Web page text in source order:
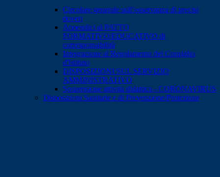
Circolare generale sull’osservanza di precisi
doveri
Appendici al PATTO
FORMATIVO/EDUCATIVO di
corresponsabilità
Integrazione al Regolamento del Consiglio
d'Istituto
DISPOSIZIONI SUL SERVIZIO
AMMINISTRATIVO
Sospensione attività didattica - CORONAVIRUS
Disposizioni Sanitarie e di Prevenzione/Protezione